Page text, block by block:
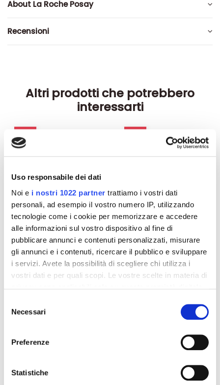
Uso responsabile dei dati
Noi e i nostri 1022 partner trattiamo i vostri dati
personali, ad esempio il vostro numero IP, utilizzando
tecnologie come i cookie per memorizzare e accedere
alle informazioni sul vostro dispositivo al fine di
pubblicare annunci e contenuti personalizzati, misurare
gli annunci e i contenuti, ricercare il pubblico e sviluppare
i servizi. Avete la possibilità di scegliere chi utilizza i
vostri dati e per quali scopi. Le vostre scelte in materia di
modificare o revocare il proprio consenso in qualsiasi
momento dalla Dichiarazione sui cookie o facendo clic
raccogliere informazioni sulla tua posizione
geografica, con un'approssimazione di qualche
delNecessari
Preferenze
Statistiche
About La Roche Posay
Recensioni
Altri prodotti che potrebbero
interessarti
Integratori per dimagrire
Amin 21 K al cacao - 21
bustine
Aggiungi al
-42%
Integratori per dimagrire
Amin 21 K neutro
-42%